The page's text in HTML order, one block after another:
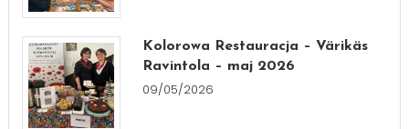
Kolorowa Restauracja – Värikäs
Ravintola – maj 2026
09/05/2026